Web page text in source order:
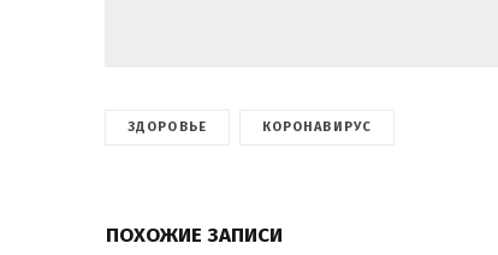
ЗДОРОВЬЕ КОРОНАВИРУС
ПОХОЖИЕ ЗАПИСИ